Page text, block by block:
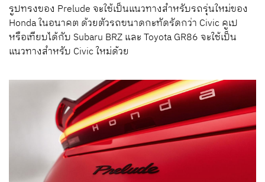
รูปทรงของ Preludeจะใช้เป็นแนวทางสำหรับรถรุ่นใหม่ของ
Honda ในอนาคต ด้วยตัวรถขนาดกะทัดรัดกว่า Civic คูเป
หรือเทียบได้กับ Subaru BRZและToyota GR86 จะใช้เป็น
แนวทางสำหรับ Civic ใหม่ด้วย